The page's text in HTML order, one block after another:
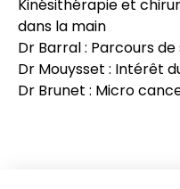
Kinésithérapie et
dans la main
Dr Barral : Parcours de
Dr Mouysset : Intérêt
Dr Brunet : Micro